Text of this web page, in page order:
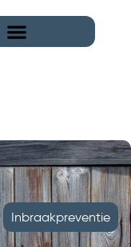
Inbraakpreventie